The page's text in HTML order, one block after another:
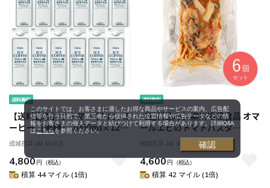
【送料込み】ホーマー アイスコ
ーヒー 【無糖】 1000ml×12本
【ケース販売】
成城石井 JAL Mall店
4,800円 （税込）
積算 44 マイル (1倍)
【送料込み】柳川冷凍食品 オマ
ールエビのトマトパスタ
320g×6個
成城石井 JAL Mall店
4,600円 （税込）
積算 42 マイル (1倍)
このサイトでは、お客さまに適したお得な商品やサービスの案内、広告配
信等を行う目的で、第三者から提供された位置情報や広告データなどの情
報をお客さまの個人データと結びつけて利用する場合があります。詳細Q&A
は こちらを参照ください。
確認